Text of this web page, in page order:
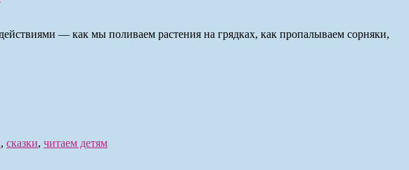
— как мы поливаем растения на грядках, как пропалываем сорняки,
, сказки, читаем детям